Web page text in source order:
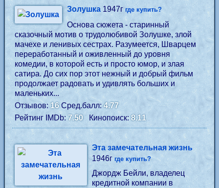
Золушка 1947г где купить?
Основа сюжета - старинный
сказочный мотив о трудолюбивой Золушке, злой
мачехе и ленивых сестрах. Разумеется, Шварцем
переработанный и оживленный до уровня
комедии, в которой есть и просто юмор, и злая
сатира. До сих пор этот нежный и добрый фильм
продолжает радовать и удивлять больших и
маленьких...
Отзывов:16Сред.балл:4.77
Рейтинг IMDb:7.50Кинопоиск:8.11
Эта замечательная жизнь
1946ггде купить?
Джордж Бейли, владелец
кредитной компании в